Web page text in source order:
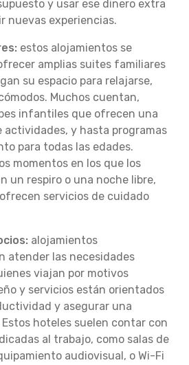
y usar ese dinero extra
nuevas experiencias.
estos alojamientos se
amplias suites familiares
su espacio para relajarse,
Muchos cuentan,
infantiles que ofrecen una
actividades, y hasta programas
para todas las edades.
momentos en los que los
un respiro o una noche libre,
servicios de cuidado
alojamientos
atender las necesidades
viajan por motivos
y servicios están orientados
y asegurar una
hoteles suelen contar con
al trabajo, como salas de
audiovisual, o Wi-Fi